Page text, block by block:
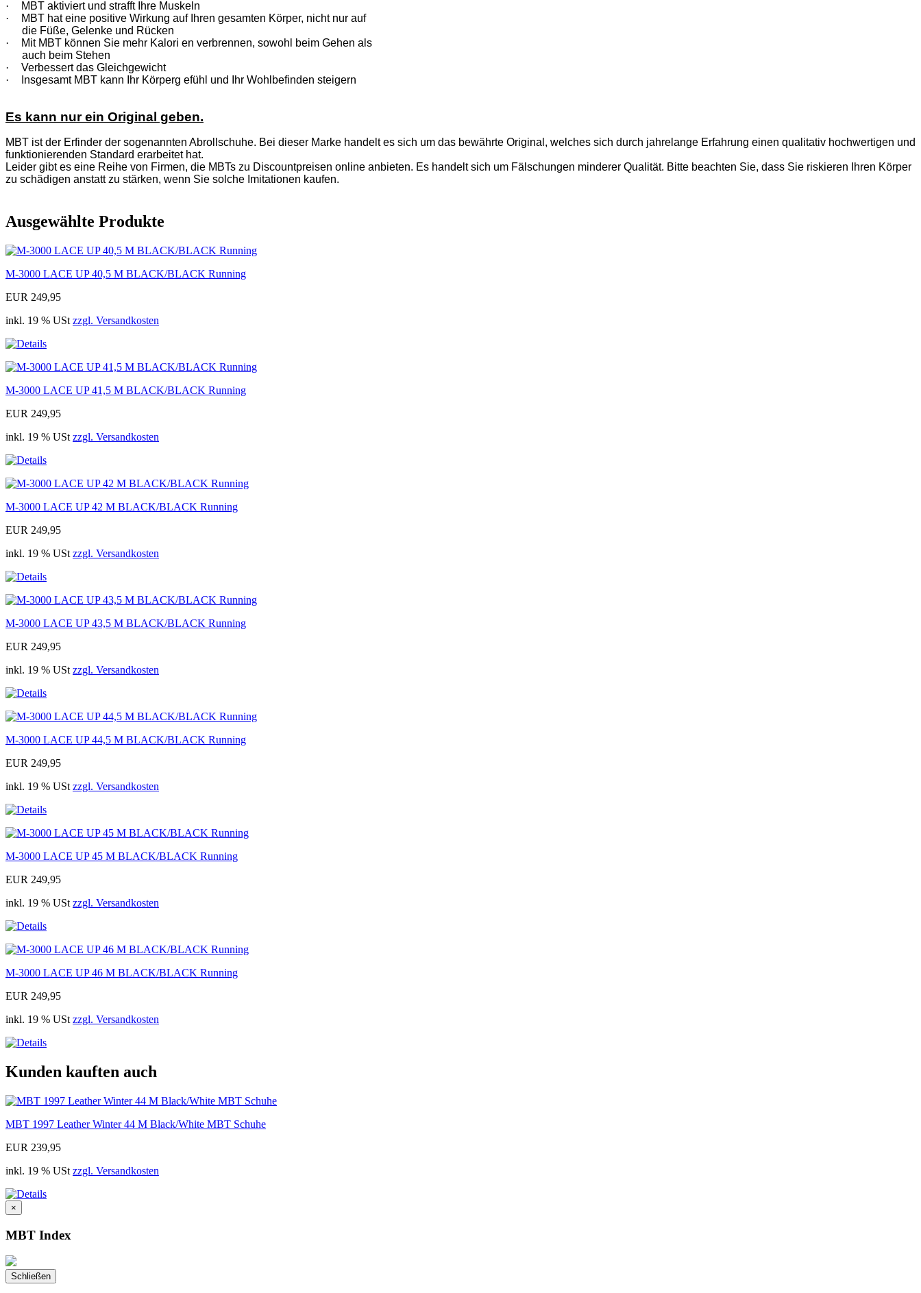
·
MBT aktiviert und strafft Ihre Muskeln
·
MBT hat eine positive Wirkung auf Ihren gesamten Körper, nicht nur auf
die Füße, Gelenke und Rücken
·
Mit MBT können Sie mehr Kalori en verbrennen, sowohl beim Gehen als
auch beim Stehen
·
Verbessert das Gleichgewicht
·
Insgesamt MBT kann Ihr Körperg efühl und Ihr Wohlbefinden steigern
Es kann nur ein Original geben.
MBT ist der Erfinder der sogenannten Abrollschuhe. Bei dieser Marke handelt es sich um das bewährte Original, welches sich durch jahrelange Erfahrung einen qualitativ hochwertigen und
funktionierenden Standard erarbeitet hat.
Leider gibt es eine Reihe von Firmen, die MBTs zu Discountpreisen online anbieten. Es handelt sich um Fälschungen minderer Qualität. Bitte beachten Sie, dass Sie riskieren Ihren Körper
zu schädigen anstatt zu stärken, wenn Sie solche Imitationen kaufen.
Ausgewählte Produkte
M-3000 LACE UP 40,5 M BLACK/BLACK Running
EUR 249,95
inkl. 19 % USt zzgl. Versandkosten
M-3000 LACE UP 41,5 M BLACK/BLACK Running
EUR 249,95
inkl. 19 % USt zzgl. Versandkosten
M-3000 LACE UP 42 M BLACK/BLACK Running
EUR 249,95
inkl. 19 % USt zzgl. Versandkosten
M-3000 LACE UP 43,5 M BLACK/BLACK Running
EUR 249,95
inkl. 19 % USt zzgl. Versandkosten
M-3000 LACE UP 44,5 M BLACK/BLACK Running
EUR 249,95
inkl. 19 % USt zzgl. Versandkosten
M-3000 LACE UP 45 M BLACK/BLACK Running
EUR 249,95
inkl. 19 % USt zzgl. Versandkosten
M-3000 LACE UP 46 M BLACK/BLACK Running
EUR 249,95
inkl. 19 % USt zzgl. Versandkosten
Kunden kauften auch
MBT 1997 Leather Winter 44 M Black/White MBT Schuhe
EUR 239,95
inkl. 19 % USt zzgl. Versandkosten
×
MBT Index
Schließen